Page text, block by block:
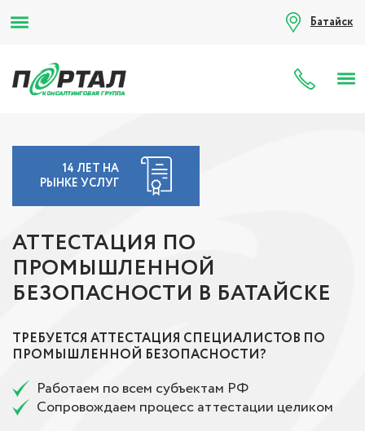
Батайск
8
14 ЛЕТ НА
РЫНКЕ УСЛУГ
АТТЕСТАЦИЯ ПО
ПРОМЫШЛЕННОЙ
БЕЗОПАСНОСТИ В БАТАЙСКЕ
ТРЕБУЕТСЯ АТТЕСТАЦИЯ СПЕЦИАЛИСТОВ ПО
ПРОМЫШЛЕННОЙ БЕЗОПАСНОСТИ?
Работаем по всем субъектам РФ
Сопровождаем процесс аттестации целиком